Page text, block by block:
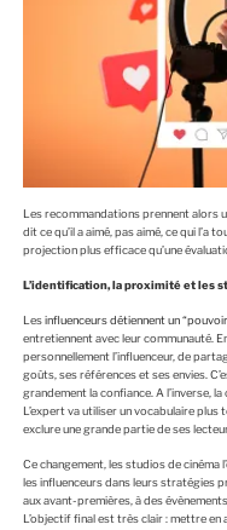
Les recommandations prennent alors
dit ce qu’il a aimé, pas aimé, ce qui
projection plus efficace qu’une
L’identification, la proximité et les
Lesinfluenceurs détiennent un
entretiennent avec leur communauté.
personnellement l’influenceur, de
goûts, ses références et ses envies.
grandement la confiance. A l’inverse,
L’expert va utiliser un vocabulaire
exclure une grande partie de ses
Ce changement, les studios de
les influenceurs dans leurs stratégies
aux avant-premières, à des
L’objectif final est très clair : mettre en